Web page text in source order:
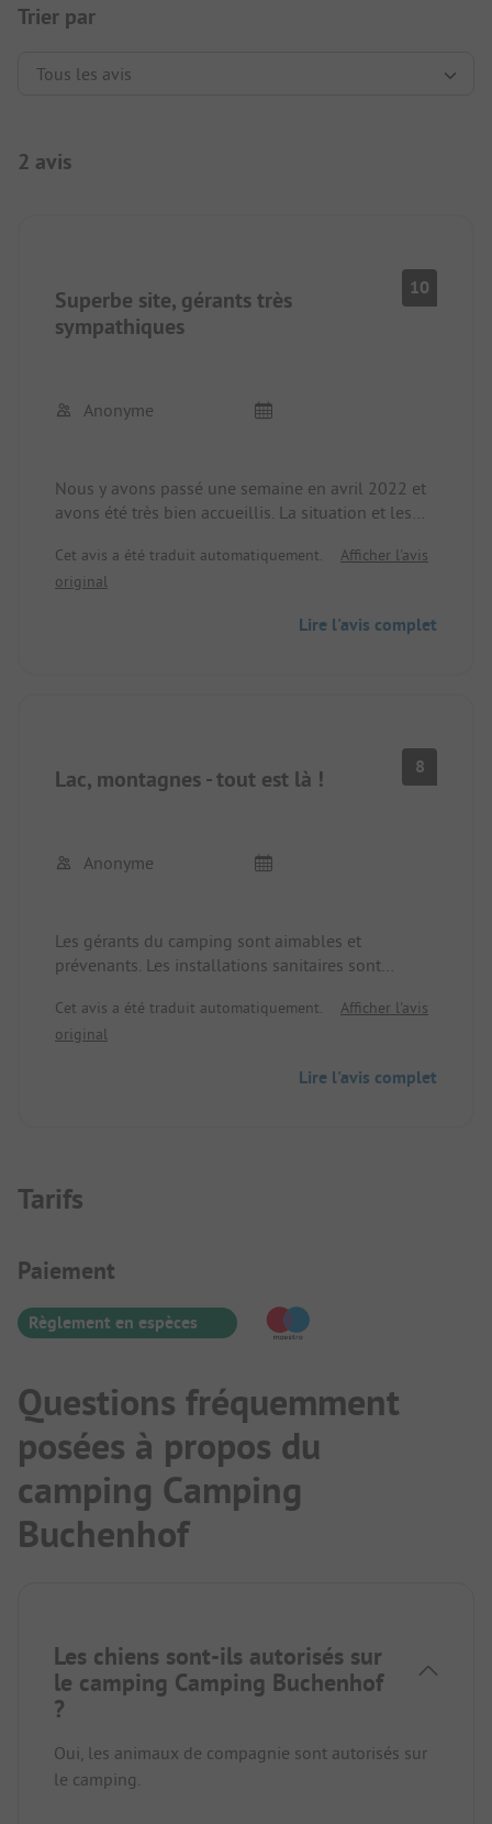
Trier par
2 avis
Superbe site, gérants très
sympathiques
10
Anonyme
Nous y avons passé une semaine en avril 2022 et
avons été très bien accueillis. La situation et les
sommes sentis très à l'aise et très bien encadrés. A
tout moment à nouveau
Cet avis a été traduit automatiquement.
Afficher l'avis
original
Lire l'avis complet
Lac, montagnes - tout est là ! 8
Anonyme
Les gérants du camping sont aimables et
prévenants. Les installations sanitaires sont
tente et qui sont sensibles au bruit pourraient être
dérangés par l'autoroute en cas de vent
Cet avis a été traduit automatiquement.
Afficher l'avis
original
Lire l'avis complet
Tarifs
Informations de paiement
Paiement
Règlement en espèces
Questions fréquemment
posées à propos du
camping Camping
Buchenhof
Les chiens sont-ils autorisés sur
le camping Camping Buchenhof
?
Oui, les animaux de compagnie sont autorisés sur
le camping.